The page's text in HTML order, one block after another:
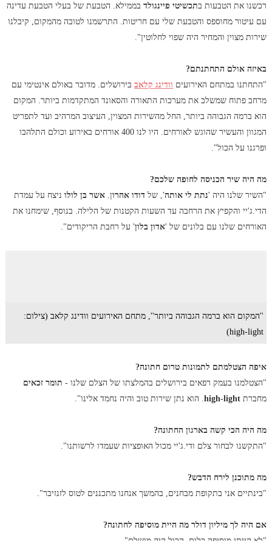
רכשנו את הטבעות בתכשיטי פיינגולדבממילא. הטבעת של בעלי הטבעת עדינה
עם עיטור מחוספס והטבעת שלי עם חריטות. התרשמנו לטובה מהמקום, קיבלנו
שירות מצוין והמחיר היה שפוי לחלוטין".
באיזה אולם התחתנתם?
"התחתנו במתחם האירועים וודינג קלאב בירושלים. מדובר באולם אינטימי עם
מרחב פתוח שמשלב את מערכות התאורה והסאונד המתקדמות ביותר. המקום
הוא ברמה הגבוהה ביותר, החל מהשירות המצוין, העיצוב המרהיב ועד לתפריט
המגוון והעשיר שהוגש לאורחים. היו לנו 400 אורחים באירוע וכולם התלהבו
ופרגנו על הכול".
מה היה שיר הכניסה לחופה שלכם?
"השיר שלנו היה 'נתת לי אותה', של דודו אהרון. אשר בן לולו ניצח על עמדת
הדי.ג'יי והקפיץ את הרחבה עד השעות הקטנות של הלילה. בנוסף, שימחנו את
האורחים שלנו עם בלונים של 'אדון בלון' על רחבת הריקודים".
''המקום הוא ברמה הגבוהה ביותר'', מתחם האירועים וודינג קלאב (צילום:
high-light)
איפה הצטלמתם לתמונות טרום חתונה?
"הצטלמנו בעמק רפאים בירושלים בהמלצתו של הצלם שלנו - תומר זכאים
מחברת
. הוא נתן שירות טוב והיה נחמד אלינו".
מה היה הכי קשה בארגון החתונה?
"התקשנו לבחור צלם ודי.ג'יי מכול האופציות שעמדו לרשותנו".
מה מתוכנן לירח הדבש?
"בינתיים אני בתקופת מבחנים, בהמשך אנחנו מתכננים לטוס לזנזיבר".
אם היה לך מיליון דולר מה היית מוסיפה לחתונה?